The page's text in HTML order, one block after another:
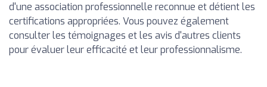
d'une association professionnelle reconnue et détient les
certifications appropriées. Vous pouvez également
consulter les témoignages et les avis d'autres clients
pour évaluer leur efficacité et leur professionnalisme.